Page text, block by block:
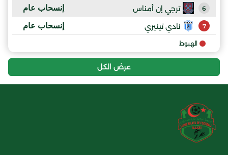
6 ترجي إن أمناس إنسحاب عام
7 نادي تينيري إنسحاب عام
الهبوط
عرض الكل